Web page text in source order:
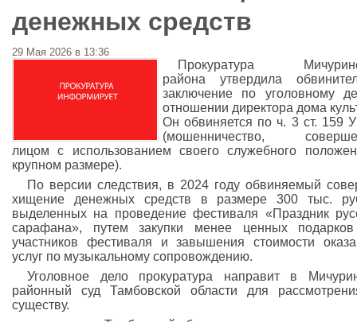
денежных средств
29 Мая 2026 в 13:36
Прокуратура
района утвердила
заключение по уголовному
отношении директора дома
Он обвиняется по ч. 3 ст. 159
(мошенничество,
лицом с использованием своего служебного
крупном размере).
По версии следствия, в 2024 году обвиняемый
хищение денежных средств в размере 300 тыс.
выделенных на проведение фестиваля «Праздник
сарафана», путем закупки менее ценных
участников фестиваля и завышения стоимости
услуг по музыкальному сопровождению.
Уголовное дело прокуратура направит в
районный суд Тамбовской области для
существу.